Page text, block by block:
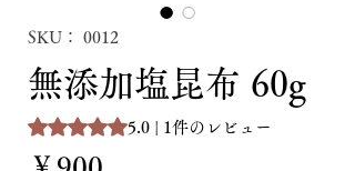
SKU： 0012
無添加塩昆布 60g
評価は1件のレビューに基づき、5つ星中
5.0 | 1件のレビュー